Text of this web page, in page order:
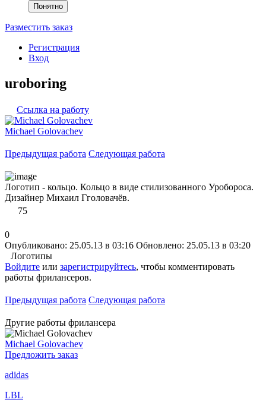
Понятно
Разместить заказ
Регистрация
Вход
uroboring
Ссылка на работу
Michael Golovachev
Предыдущая работа Следующая работа
Логотип - кольцо. Кольцо в виде стилизованного Уробороса.
Дизайнер Михаил Гголовачёв.
75
0
Опубликовано: 25.05.13 в 03:16 Обновлено: 25.05.13 в 03:20
Логотипы
Войдите или зарегистрируйтесь, чтобы комментировать
работы фрилансеров.
Предыдущая работа Следующая работа
Другие работы фрилансера
Michael Golovachev
Предложить заказ
adidas
LBL